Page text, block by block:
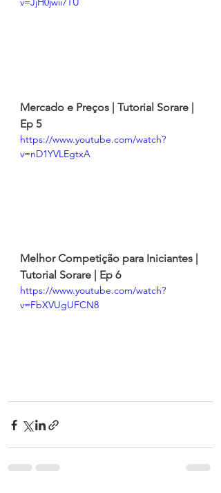
Mercado e Preços | Tutorial Sorare |
Ep 5
https://www.youtube.com/watch?
v=nD1YVLEgtxA
Melhor Competição para Iniciantes |
Tutorial Sorare | Ep 6
https://www.youtube.com/watch?
v=FbXVUgUFCN8